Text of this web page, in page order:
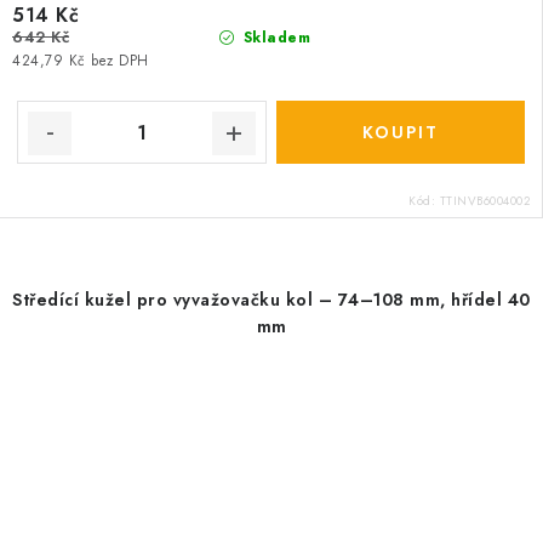
Skladem
424,79 Kč bez DPH
514 Kč
642 Kč
Kód: TTINVB6004002
Středící kužel pro vyvažovačku kol – 74–108 mm, hřídel 40
mm